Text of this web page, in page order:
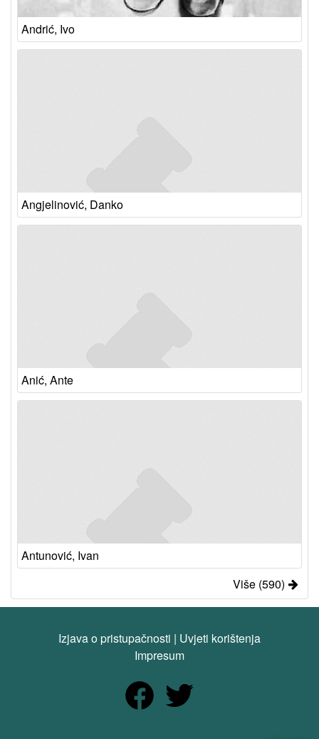
Andrić, Ivo
Angjelinović, Danko
Anić, Ante
Antunović, Ivan
Više (590)
Izjava o pristupačnosti | Uvjeti korištenja
Impresum